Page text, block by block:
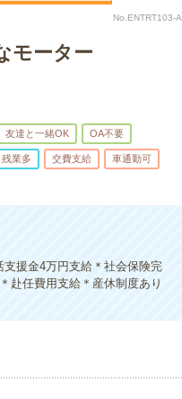
No.ENTRT103-A
モーター
友達と一緒OK OA不要
残業多 交費支給 車通勤可
援金4万円支給＊社会保険完
赴任費用支給＊産休制度あり